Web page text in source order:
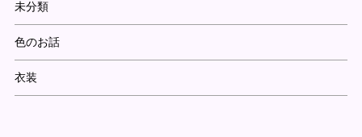
未分類
色のお話
衣装